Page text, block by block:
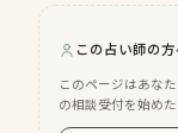
この占い師の方
このページはあな
の相談受付を始め